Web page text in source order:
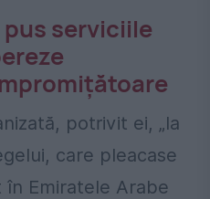
pus serviciile
potrivit ei, „la
care pleacase
Emiratele Arabe